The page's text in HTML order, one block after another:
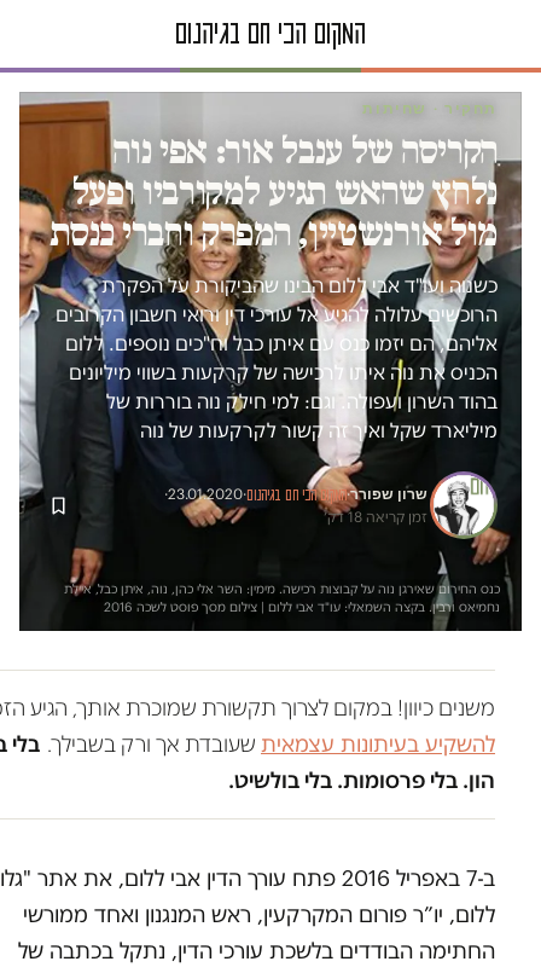
תחקיר · שחיתות
הקריסה של ענבל אור: אפי נוה
נלחץ שהאש תגיע למקורביו ופעל
מול אורנשטיין, המפרק וחברי כנסת
כשנוה ועו"ד אבי ללום הבינו שהביקורת על הפקרת
הרוכשים עלולה להגיע אל עורכי דין ורואי חשבון הקרובים
אליהם, הם יזמו כנס עם איתן כבל וח"כים נוספים. ללום
הכניס את נוה איתו לרכישה של קרקעות בשווי מיליונים
בהוד השרון ועפולה. וגם: למי חילק נוה בוררות של
מיליארד שקל ואיך זה קשור לקרקעות של נוה
שרון שפורר·המקום הכי חם בגיהנום·
23.01.2020
·
זמן קריאה 18 דק׳
כנס החירום שאירגן נוה על קבוצות רכישה. מימין: השר אלי כהן, נוה, איתן כבל, איילת
נחמיאס ורבין. בקצה השמאלי: עו"ד אבי ללום | צילום מסך פוסט לשכה 2016
משנים כיוון! במקום לצרוך תקשורת שמוכרת אותך, הגיע
להשקיע בעיתונות עצמאית שעובדת אך ורק בשבילך. בלי
הון. בלי פרסומות. בלי בולשיט.
ב-7 באפריל 2016 פתח עורך הדין אבי ללום, את אתר
ללום, יו”ר פורום המקרקעין, ראש המנגנון ואחד ממורשי
החתימה הבודדים בלשכת עורכי הדין, נתקל בכתבה של